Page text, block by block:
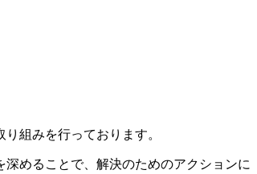
組みを行っております。
めることで、解決のためのアクションに